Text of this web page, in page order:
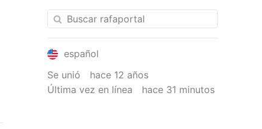
español
Se unió
hace 12 años
Última vez en línea
hace 31 minutos